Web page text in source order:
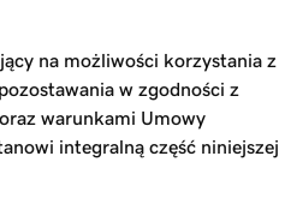
na możliwości korzystania z
w zgodności z
warunkami Umowy
integralną część niniejszej